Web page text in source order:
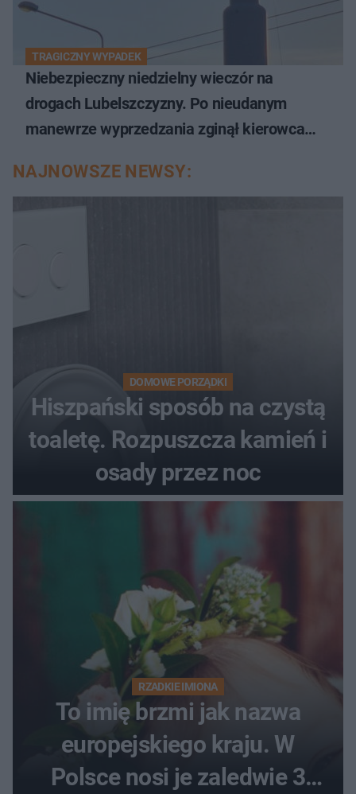
TRAGICZNY WYPADEK
Niebezpieczny niedzielny wieczór na
drogach Lubelszczyzny. Po nieudanym
manewrze wyprzedzania zginął kierowca
NAJNOWSZE NEWSY:
DOMOWE PORZĄDKI
Hiszpański sposób na czystą
toaletę. Rozpuszcza kamień i
osady przez noc
RZADKIE IMIONA
To imię brzmi jak nazwa
europejskiego kraju. W
Polsce nosi je zaledwie 3